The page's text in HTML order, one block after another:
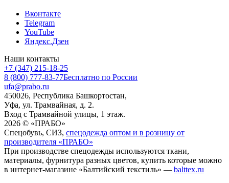
Вконтакте
Telegram
YouTube
Яндекс.Дзен
Наши контакты
+7 (347) 215-18-25
8 (800) 777-83-77Бесплатно по России
ufa@prabo.ru
450026, Республика Башкортостан,
Уфа, ул. Трамвайная, д. 2.
Вход с Трамвайной улицы, 1 этаж.
2026 © «ПРАБО»
Спецобувь, СИЗ, спецодежда оптом и в розницу от
производителя «ПРАБО»
При производстве спецодежды используются ткани,
материалы, фурнитура разных цветов, купить которые можно
в интернет-магазине «Балтийский текстиль» — balttex.ru